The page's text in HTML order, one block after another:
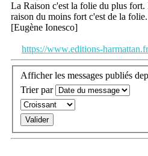
La Raison c'est la folie du plus fort.
raison du moins fort c'est de la folie.
[Eugène Ionesco]
https://www.editions-
Afficher les messages publiés
Trier par